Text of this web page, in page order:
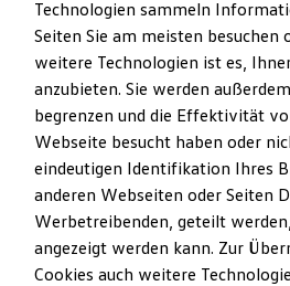
Technologien sammeln
Seiten Sie am meisten besuchen
weitere Technologien ist es,
anzubieten. Sie werden
begrenzen und die Effektivität
Webseite besucht haben oder
eindeutigen Identifikation Ihres
anderen Webseiten oder Seiten
Werbetreibenden, geteilt
angezeigt werden kann. Zur
Cookies auch weitere